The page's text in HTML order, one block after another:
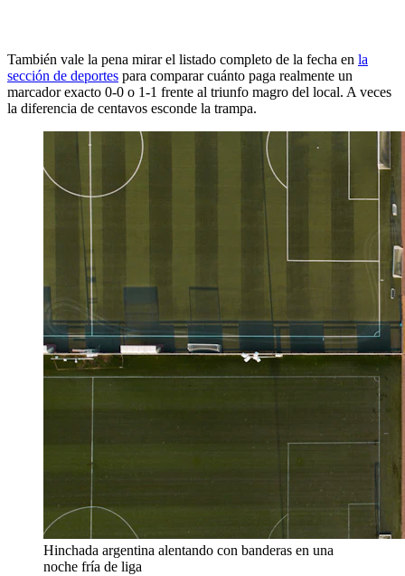
También vale la pena mirar el listado completo de la fecha en la
sección de deportes para comparar cuánto paga realmente un
marcador exacto 0‑0 o 1‑1 frente al triunfo magro del local. A veces
la diferencia de centavos esconde la trampa.
Hinchada argentina alentando con banderas en una
noche fría de liga